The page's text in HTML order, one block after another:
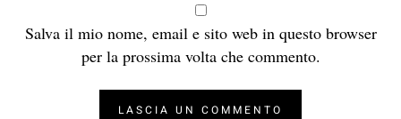
Salva il mio nome, email e sito web in questo browser
per la prossima volta che commento.